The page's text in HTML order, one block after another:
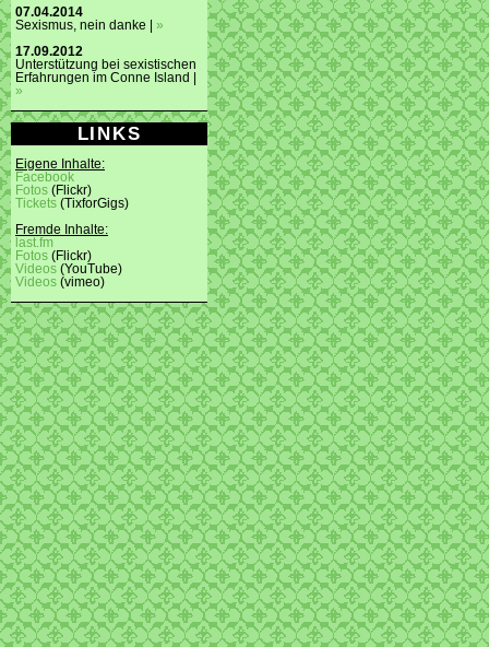
07.04.2014
Sexismus, nein danke | »
17.09.2012
Unterstützung bei sexistischen
Erfahrungen im Conne Island |
»
LINKS
Eigene Inhalte:
Facebook
Fotos (Flickr)
Tickets (TixforGigs)
Fremde Inhalte:
last.fm
Fotos (Flickr)
Videos (YouTube)
Videos (vimeo)